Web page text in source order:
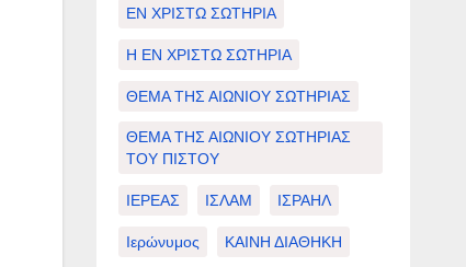
ΕΝ ΧΡΙΣΤΩ ΣΩΤΗΡΙΑ
Η ΕΝ ΧΡΙΣΤΩ ΣΩΤΗΡΙΑ
ΘΕΜΑ ΤΗΣ ΑΙΩΝΙΟΥ ΣΩΤΗΡΙΑΣ
ΘΕΜΑ ΤΗΣ ΑΙΩΝΙΟΥ ΣΩΤΗΡΙΑΣ
ΤΟΥ ΠΙΣΤΟΥ
ΙΕΡΕΑΣ ΙΣΛΑΜ ΙΣΡΑΗΛ
Ιερώνυμος ΚΑΙΝΗ ΔΙΑΘΗΚΗ